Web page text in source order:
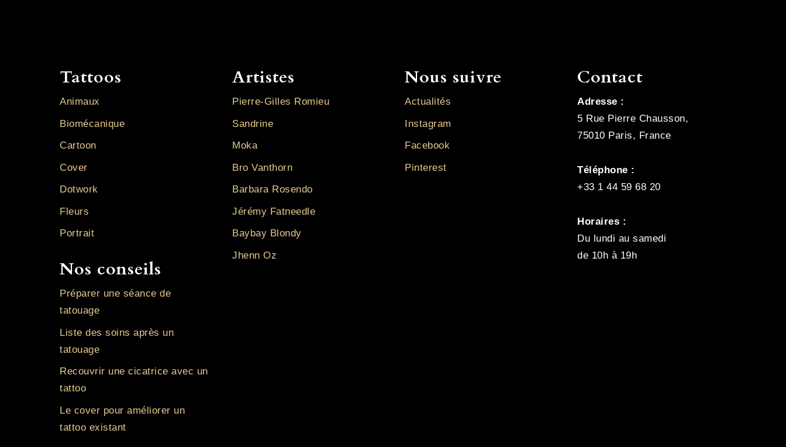
Tattoos
Animaux
Biomécanique
Cartoon
Cover
Dotwork
Fleurs
Portrait
Nos conseils
Préparer une séance de
tatouage
Liste des soins après un
tatouage
Recouvrir une cicatrice avec un
tattoo
Le cover pour améliorer un
tattoo existant
Artistes
Pierre-Gilles Romieu
Sandrine
Moka
Bro Vanthorn
Barbara Rosendo
Jérémy Fatneedle
Baybay Blondy
Jhenn Oz
Nous suivre
Actualités
Instagram
Facebook
Pinterest
Contact
Adresse :
5 Rue Pierre Chausson,
75010 Paris, France
Téléphone :
+33 1 44 59 68 20
Horaires :
Du lundi au samedi
de 10h à 19h